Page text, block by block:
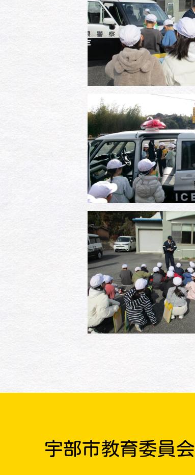
宇部市教育委員会